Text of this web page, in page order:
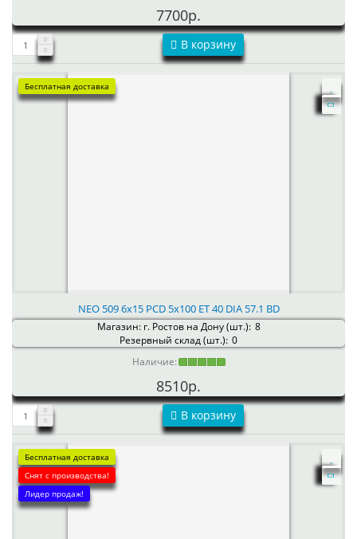
7700р.
В корзину
Бесплатная доставка
NEO 509 6x15 PCD 5x100 ET 40 DIA 57.1 BD
Магазин: г. Ростов на Дону (шт.): 8
Резервный склад (шт.): 0
Наличие:
8510р.
В корзину
Бесплатная доставка
Снят с производства!
Лидер продаж!